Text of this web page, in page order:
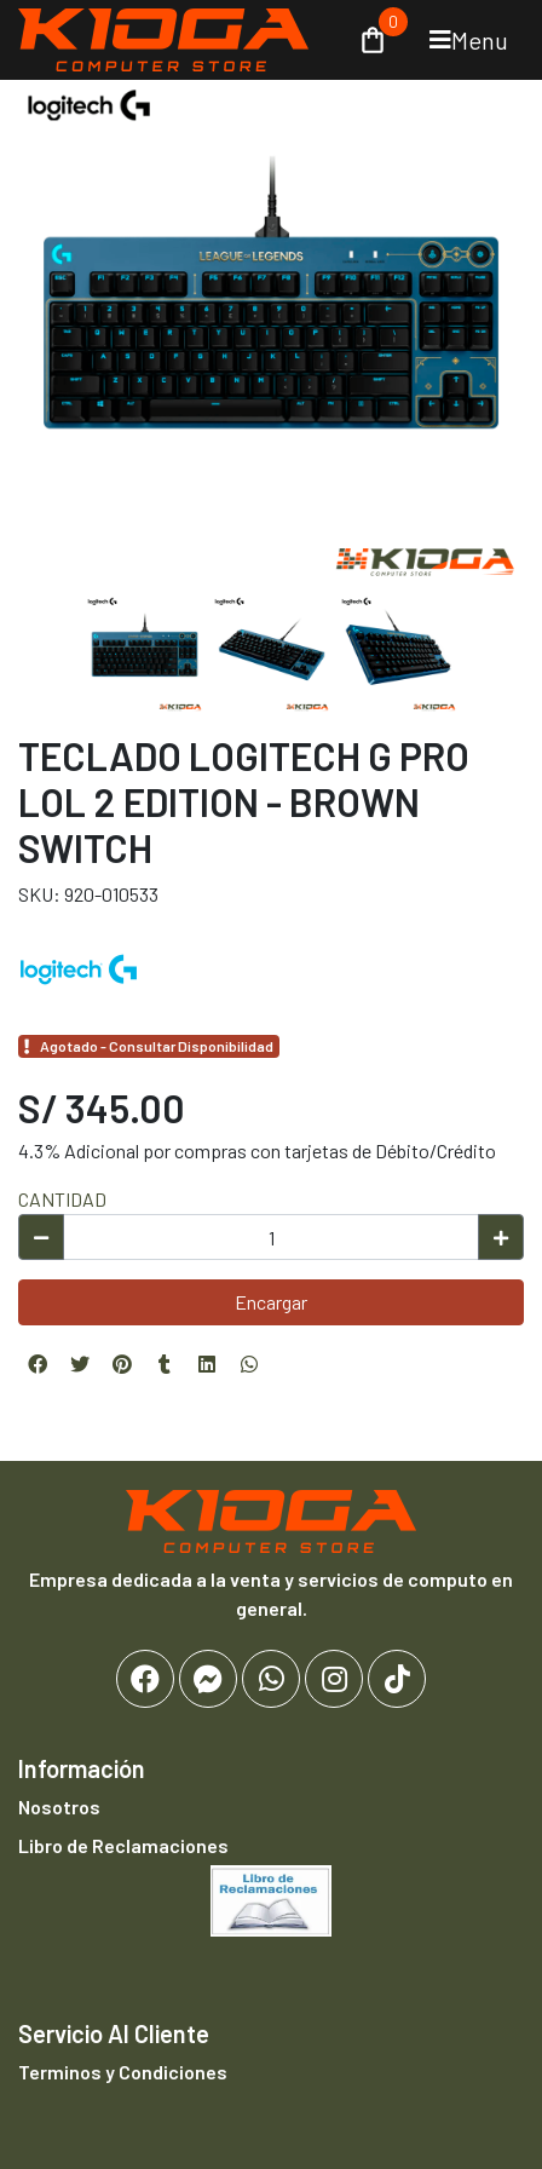
Menu
0
TECLADO LOGITECH G PRO
LOL 2 EDITION - BROWN
SWITCH
SKU: 920-010533
Agotado - Consultar Disponibilidad
S/ 345.00
4.3% Adicional por compras con tarjetas de Débito/Crédito
CANTIDAD
Encargar
Empresa dedicada a la venta y servicios de computo en
general.
Información
Nosotros
Libro de Reclamaciones
Servicio Al Cliente
Terminos y Condiciones